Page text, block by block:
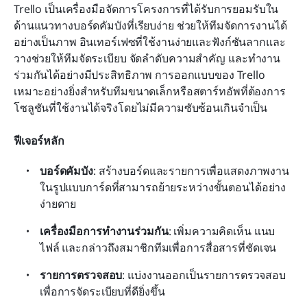
Trello เป็นเครื่องมือจัดการโครงการที่ได้รับการยอมรับใน
ด้านแนวทางบอร์ดคัมบังที่เรียบง่าย ช่วยให้ทีมจัดการงานได้
อย่างเป็นภาพ อินเทอร์เฟซที่ใช้งานง่ายและฟังก์ชันลากและ
วางช่วยให้ทีมจัดระเบียบ จัดลำดับความสำคัญ และทำงาน
ร่วมกันได้อย่างมีประสิทธิภาพ การออกแบบของ Trello
เหมาะอย่างยิ่งสำหรับทีมขนาดเล็กหรือสตาร์ทอัพที่ต้องการ
โซลูชันที่ใช้งานได้จริงโดยไม่มีความซับซ้อนเกินจำเป็น
ฟีเจอร์หลัก
บอร์ดคัมบัง: สร้างบอร์ดและรายการเพื่อแสดงภาพงาน
ในรูปแบบการ์ดที่สามารถย้ายระหว่างขั้นตอนได้อย่าง
ง่ายดาย
เครื่องมือการทำงานร่วมกัน: เพิ่มความคิดเห็น แนบ
ไฟล์ และกล่าวถึงสมาชิกทีมเพื่อการสื่อสารที่ชัดเจน
รายการตรวจสอบ: แบ่งงานออกเป็นรายการตรวจสอบ
เพื่อการจัดระเบียบที่ดียิ่งขึ้น